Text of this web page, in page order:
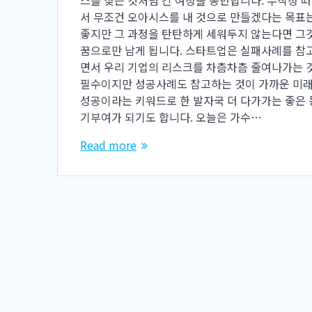
서 무조건 오아시스를 내 것으로 만들겠다는 목표
좋지만 그 과정을 탄탄하게 세워두지 않는다면 그
꿈으로만 남게 됩니다. 스타트업은 실패사례를 참
면서 우리 기업의 리스크를 차츰차츰 줄여나가는
필수이지만 성공사례도 참고하는 것이 가까운 미
성공이라는 키워드로 한 발자국 더 다가가는 좋은
기부여가 되기도 합니다. 오늘은 가수…
Read more